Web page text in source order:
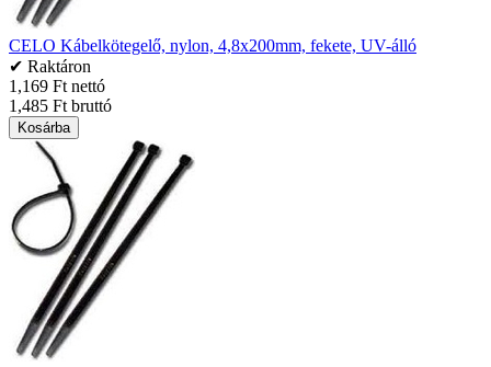
CELO Kábelkötegelő, nylon, 4,8x200mm, fekete, UV-álló
✔ Raktáron
1,169 Ft nettó
1,485 Ft bruttó
Kosárba